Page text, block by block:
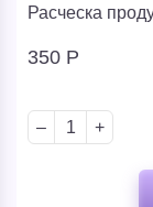
Расческа
350 Р
– +